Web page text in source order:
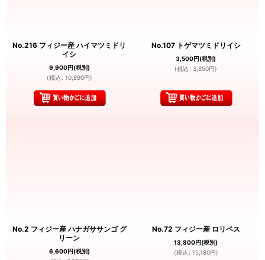
No.216 フィジー産 ハイマツミドリ
イシ
9,900円(税別)
(税込 : 10,890円)
No.107 トゲマツミドリイシ
3,500円(税別)
(税込 : 3,850円)
No.2 フィジー産 ハナガササンゴ グ
リーン
6,600円(税別)
No.72 フィジー産 ロリペス
13,800円(税別)
(税込 : 15,180円)